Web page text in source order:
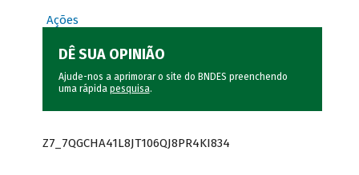
Ações
DÊ SUA OPINIÃO
Ajude-nos a aprimorar o site do BNDES preenchendo
uma rápida pesquisa.
Z7_7QGCHA41L8JT106QJ8PR4KI834